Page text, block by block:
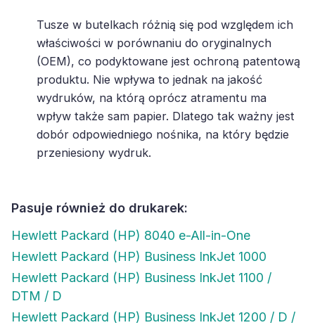
Tusze w butelkach różnią się pod względem ich
właściwości w porównaniu do oryginalnych
(OEM), co podyktowane jest ochroną patentową
produktu. Nie wpływa to jednak na jakość
wydruków, na którą oprócz atramentu ma
wpływ także sam papier. Dlatego tak ważny jest
dobór odpowiedniego nośnika, na który będzie
przeniesiony wydruk.
Pasuje również do drukarek:
Hewlett Packard (HP) 8040 e-All-in-One
Hewlett Packard (HP) Business InkJet 1000
Hewlett Packard (HP) Business InkJet 1100 /
DTM / D
Hewlett Packard (HP) Business InkJet 1200 / D /